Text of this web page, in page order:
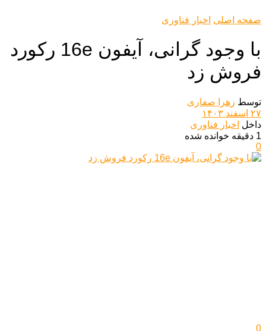
صفحه اصلی اخبار فناوری
با وجود گرانی، آیفون 16e رکورد
فروش زد
توسط زهرا صفاری
۲۷ اسفند ۱۴۰۳
داخل اخبار فناوری
1 دقیقه خوانده شده
0
0